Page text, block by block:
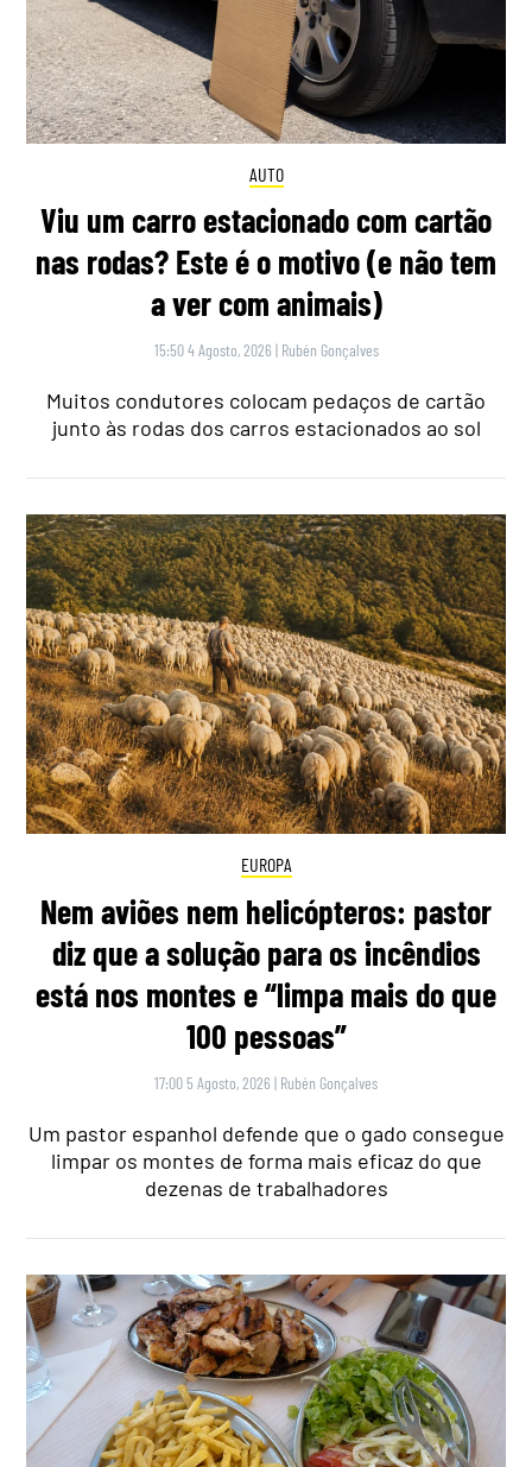
AUTO
Viu um carro estacionado com cartão
nas rodas? Este é o motivo (e não tem
a ver com animais)
15:50 4 Agosto, 2026 | Rubén Gonçalves
Muitos condutores colocam pedaços de cartão
junto às rodas dos carros estacionados ao sol
EUROPA
Nem aviões nem helicópteros: pastor
diz que a solução para os incêndios
está nos montes e “limpa mais do que
100 pessoas”
17:00 5 Agosto, 2026 | Rubén Gonçalves
Um pastor espanhol defende que o gado consegue
limpar os montes de forma mais eficaz do que
dezenas de trabalhadores